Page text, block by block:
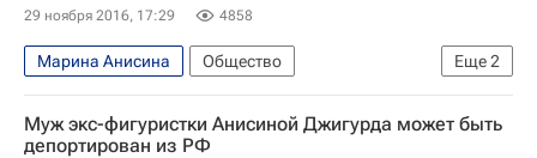
Марио Фернандес
29 ноября 2016, 17:29 4858
Еще2
Марина Анисина
Общество
Никита Джигурда
Россия
Муж экс-фигуристки Анисиной Джигурда может быть
депортирован из РФ